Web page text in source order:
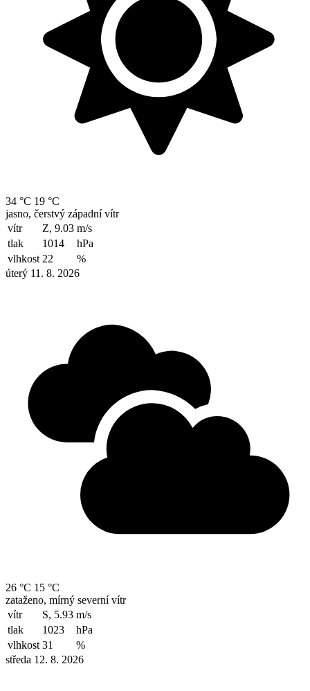
34 °C 19 °C
jasno, čerstvý západní vítr
vítr
Z, 9.03 m/s
tlak
1014
hPa
vlhkost 22
%
úterý 11. 8. 2026
26 °C 15 °C
zataženo, mírný severní vítr
vítr
S, 5.93 m/s
tlak
1023
hPa
vlhkost 31
%
středa 12. 8. 2026